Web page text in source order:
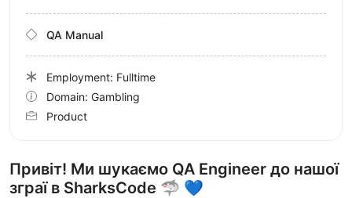
Привіт! Ми шукаємо QA Engineer до нашої
зграї в SharksCode 🦈 💙
QA Manual
Employment: Fulltime
Domain: Gambling
Product